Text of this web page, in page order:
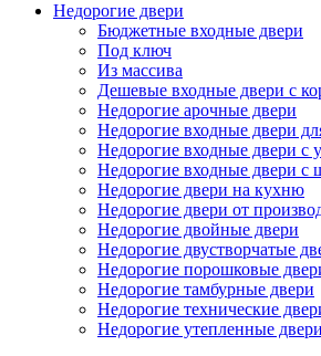
Недорогие двери
Бюджетные входные двери
Под ключ
Из массива
Дешевые входные двери с
Недорогие арочные двери
Недорогие входные двери
Недорогие входные двери с
Недорогие входные двери с
Недорогие двери на кухню
Недорогие двери от
Недорогие двойные двери
Недорогие двустворчатые
Недорогие порошковые
Недорогие тамбурные двери
Недорогие технические
Недорогие утепленные двери